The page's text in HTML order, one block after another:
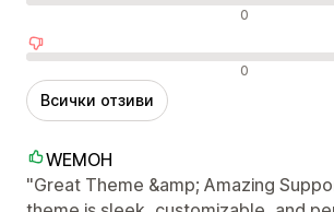
Неутрални отзиви 0
Отрицателни отзиви 0
Всички отзиви
WEMOH
"Great Theme &amp; Amazing